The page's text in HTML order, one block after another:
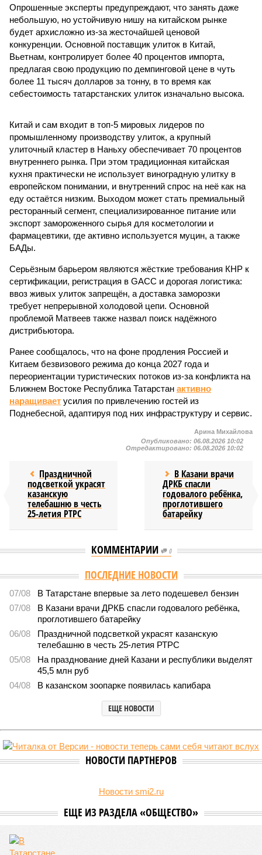
Опрошенные эксперты предупреждают, что занять даже
небольшую, но устойчивую нишу на китайском рынке
будет архисложно из-за жесточайшей ценовой
конкуренции. Основной поставщик улиток в Китай,
Вьетнам, контролирует более 40 процентов импорта,
предлагая свою продукцию по демпинговой цене в чуть
более 11 тысяч долларов за тонну, в то время как
себестоимость татарстанских улиток изначально высока.
Китай и сам входит в топ-5 мировых лидеров по
промышленному производству улиток, а крупный
улиточный кластер в Наньху обеспечивает 70 процентов
внутреннего рынка. При этом традиционная китайская
кухня практически не использует виноградную улитку в
европейском понимании, и внутренний спрос на неё как на
еду остаётся низким. Выходом может стать премиальный
ресторанный сегмент, специализированное питание или
экспорт замороженного сырья для косметологии и
фармацевтики, где активно используется муцин, а также
БАДы.
Серьёзным барьером являются жёсткие требования КНР к
сертификации, регистрация в GACC и дорогая логистика:
ввоз живых улиток запрещён, а доставка заморозки
требует непрерывной холодовой цепи. Основной
проблемой Матвеев также назвал поиск надёжного
дистрибьютора.
Ранее сообщалось, что на фоне продления Россией и
Китаем безвизового режима до конца 2027 года и
переориентации туристических потоков из-за конфликта на
Ближнем Востоке Республика Татарстан активно
наращивает усилия по привлечению гостей из
Поднебесной, адаптируя под них инфраструктуру и сервис.
Арина Михайлова
Опубликовано: 06.08.2026 10:02
Отредактировано: 06.08.2026 10:02
Праздничной
подсветкой украсят
казанскую
телебашню в честь
25-летия РТРС
В Казани врачи
ДРКБ спасли
годовалого ребёнка,
проглотившего
батарейку
КОММЕНТАРИИ 0
ПОСЛЕДНИЕ НОВОСТИ
07/08
В Татарстане впервые за лето подешевел бензин
07/08
В Казани врачи ДРКБ спасли годовалого ребёнка,
проглотившего батарейку
06/08
Праздничной подсветкой украсят казанскую
телебашню в честь 25-летия РТРС
05/08
На празднование дней Казани и республики выделят
45,5 млн руб
04/08
В казанском зоопарке появилась капибара
ЕЩЕ НОВОСТИ
НОВОСТИ ПАРТНЕРОВ
Новости smi2.ru
ЕЩЕ ИЗ РАЗДЕЛА «ОБЩЕСТВО»